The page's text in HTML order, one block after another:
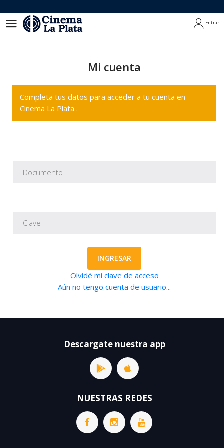
Entrar
Mi cuenta
Completa tus datos para acceder a tu cuenta en
Cinema La Plata .
INGRESAR
Olvidé mi clave de acceso
Aún no tengo cuenta de usuario...
Descargate nuestra app
NUESTRAS REDES